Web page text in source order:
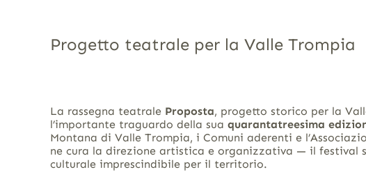
Progetto teatrale per la Valle Trompia
La rassegna teatrale Proposta, progetto storico per la
l’importante traguardo della sua quarantatreesima
Montana di Valle Trompia, i Comuni aderenti e
ne cura la direzione artistica e organizzativa — il festival
culturale imprescindibile per il territorio.